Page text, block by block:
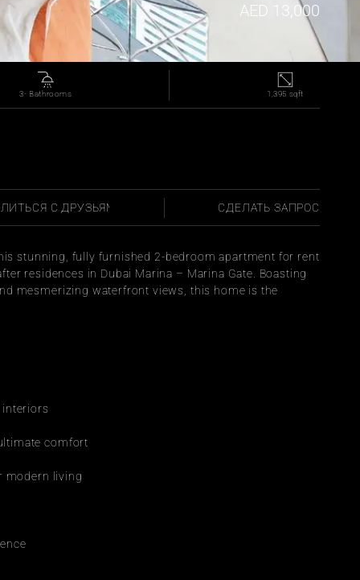
AED 13,000
3- Bathrooms 1,395 sqft
С ДРУЗЬЯМИ СДЕЛАТЬ ЗАПРОС
stunning, fully furnished 2-bedroom apartment for rent
residences in Dubai Marina – Marina Gate. Boasting
mesmerizing waterfront views, this home is the
interiors
comfort
modern living